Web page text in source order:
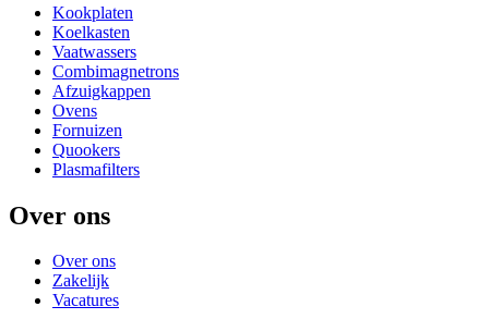
Kookplaten
Koelkasten
Vaatwassers
Combimagnetrons
Afzuigkappen
Ovens
Fornuizen
Quookers
Plasmafilters
Over ons
Over ons
Zakelijk
Vacatures